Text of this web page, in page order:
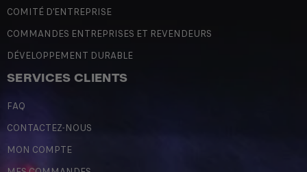
COMITÉ D'ENTREPRISE
COMMANDES ENTREPRISES ET REVENDEURS
DÉVELOPPEMENT DURABLE
SERVICES CLIENTS
FAQ
CONTACTEZ-NOUS
MON COMPTE